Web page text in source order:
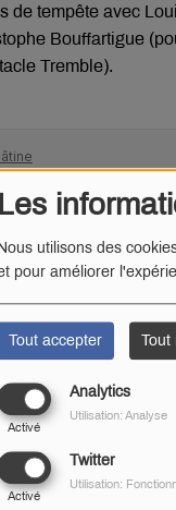
Les
Nous utilisons des
pour améliorer
Tout accepter Tout
Analytics
Activé
Utilisation: Analyse
Twitter
Activé
Utilisation:
de tempête avec
Bouffartigue
Tremble).